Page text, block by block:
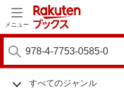
メニュー
すべてのジャンル